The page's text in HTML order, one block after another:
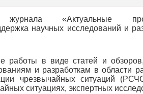
журнала «Актуальные
научных исследований и
работы в виде статей и обзоров,
и разработкам в области
чрезвычайных ситуаций
ситуациях, экспертных